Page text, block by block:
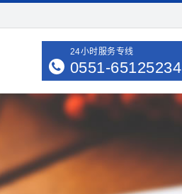
24小时服务专线
0551-65125234